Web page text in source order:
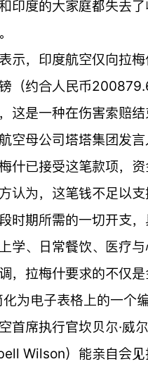
印度的大家庭都失去
示，印度航空仅向拉
（约合人民币
这是一种在伤害索赔
空母公司塔塔集团发
什已接受这笔款项，资
认为，这笔钱不足以
时期所需的一切开支
学、日常餐饮、医疗与
，拉梅什要求的不仅
化为电子表格上的一个
首席执行官坎贝尔·威
Wilson）能亲自会